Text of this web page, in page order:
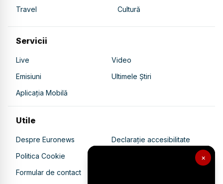
×
Travel
Cultură
Servicii
Live
Video
Emisiuni
Ultimele Știri
Aplicația Mobilă
Utile
Despre Euronews
Declarație accesibilitate
Politica Cookie
Politica de confidențialitate
Formular de contact